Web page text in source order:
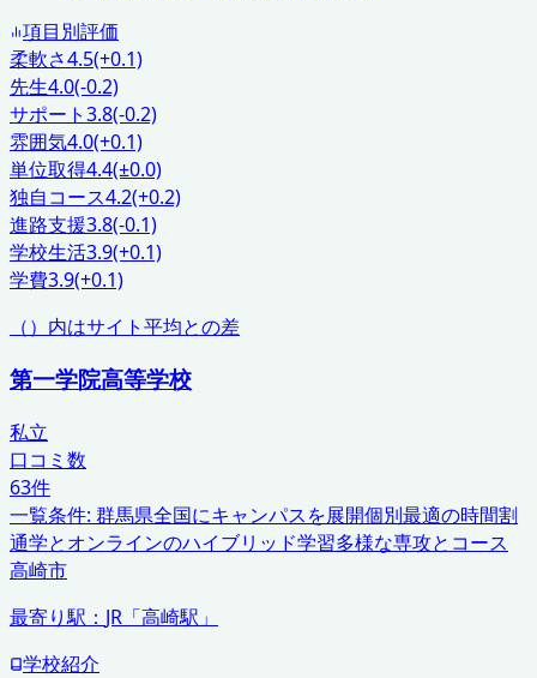
項目別評価
柔軟さ4.5(+0.1)
先生4.0(-0.2)
サポート3.8(-0.2)
雰囲気4.0(+0.1)
単位取得4.4(±0.0)
独自コース4.2(+0.2)
進路支援3.8(-0.1)
学校生活3.9(+0.1)
学費3.9(+0.1)
（）内はサイト平均との差
第一学院高等学校
私立
口コミ数
63件
一覧条件: 群馬県全国にキャンパスを展開個別最適の時間割
通学とオンラインのハイブリッド学習多様な専攻とコース
高崎市
最寄り駅： JR「高崎駅」
学校紹介